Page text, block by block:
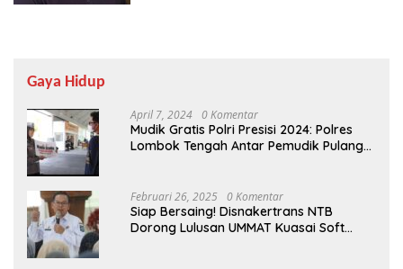
Gaya Hidup
April 7, 2024 0 Komentar
Mudik Gratis Polri Presisi 2024: Polres
Lombok Tengah Antar Pemudik Pulang
Februari 26, 2025 0 Komentar
Siap Bersaing! Disnakertrans NTB
Dorong Lulusan UMMAT Kuasai Soft